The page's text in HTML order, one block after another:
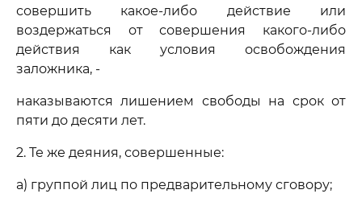
совершить какое-либо действие или
воздержаться от совершения какого-либо
действия как условия освобождения
заложника, -
наказываются лишением свободы на срок от
пяти до десяти лет.
2. Те же деяния, совершенные:
а) группой лиц по предварительному сговору;